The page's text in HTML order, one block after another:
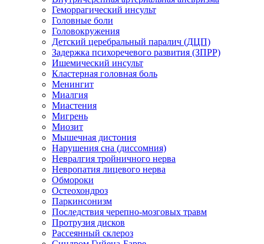
Геморрагический инсульт
Головные боли
Головокружения
Детский церебральный паралич (ДЦП)
Задержка психоречевого развития (ЗПРР)
Ишемический инсульт
Кластерная головная боль
Менингит
Миалгия
Миастения
Мигрень
Миозит
Мышечная дистония
Нарушения сна (диссомния)
Невралгия тройничного нерва
Невропатия лицевого нерва
Обмороки
Остеохондроз
Паркинсонизм
Последствия черепно-мозговых травм
Протрузия дисков
Рассеянный склероз